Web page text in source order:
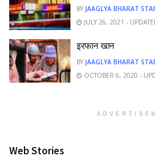
BY JAAGLYA BHARAT
JULY 26, 2021 -
इरफान खान
BY JAAGLYA BHARAT
OCTOBER 6, 2020 -
Web Stories